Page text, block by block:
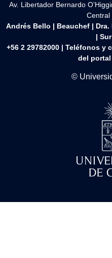
Av. Libertador Bernardo
Central
Andrés Bello | Beauchef | Dra.
| Sur
+56 2 29782000 | Teléfonos y
del portal
©